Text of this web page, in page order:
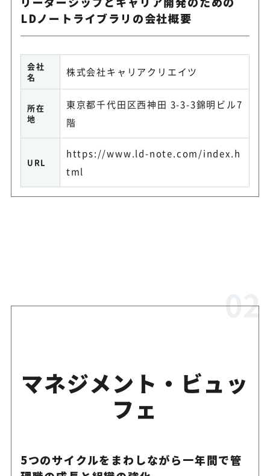
LDノートライブラリの会社概要
会社
名
株式会社キャリアクリエイツ
所在
地
東京都千代田区西神田 3-3-3錦明ビル7
階
URL
https://www.ld-note.com/index.h
tml
マネジメント・ビュッ
フェ
5つのサイクルをまわしながら一年間で管